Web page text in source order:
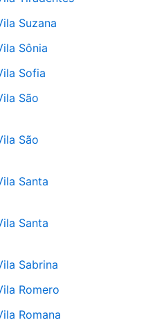
Suzana
Sônia
Sofia
São
São
Santa
Santa
Sabrina
Romero
Romana